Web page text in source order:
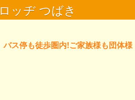
ロッヂ つばき
ス停も徒歩圏内!ご家族様も団体様